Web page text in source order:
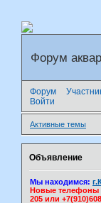
Форум
Форум
Войти
Активные темы
Объявление
Мы находимся:
Новые телефоны
205 или